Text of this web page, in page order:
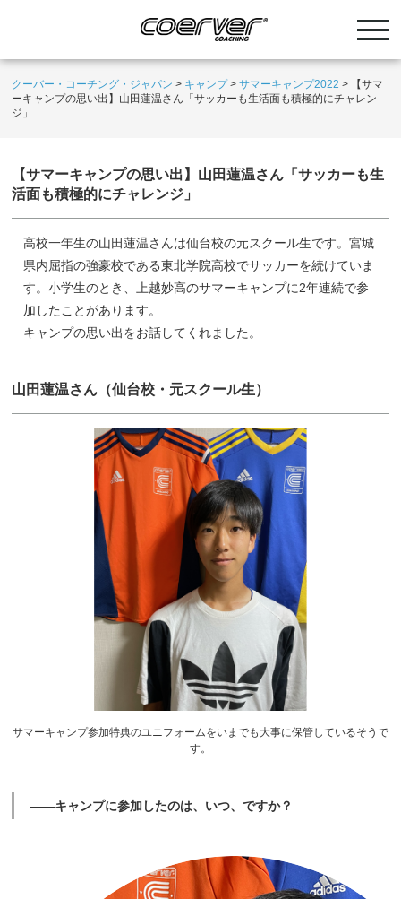
クーバー・コーチング・ジャパン > キャンプ>サマーキャンプ2022 >
【サマ
ーキャンプの思い出】山田蓮温さん「サッカーも生活面も積極的にチャレン
ジ」
【サマーキャンプの思い出】山田蓮温さん「サッカーも生
活面も積極的にチャレンジ」
高校一年生の山田蓮温さんは仙台校の元スクール生です。宮城
県内屈指の強豪校である東北学院高校でサッカーを続けていま
す。小学生のとき、上越妙高のサマーキャンプに2年連続で参
加したことがあります。
キャンプの思い出をお話してくれました。
山田蓮温さん（仙台校・元スクール生）
サマーキャンプ参加特典のユニフォームをいまでも大事に保管しているそうで
す。
――キャンプに参加したのは、いつ、ですか？